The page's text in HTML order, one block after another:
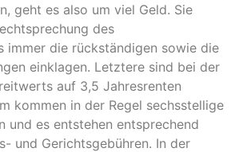
geht es also um viel Geld. Sie
des
immer die rückständigen sowie die
einklagen. Letztere sind bei der
auf 3,5 Jahresrenten
kommen in der Regel sechsstellige
und es entstehen entsprechend
und Gerichtsgebühren. In der